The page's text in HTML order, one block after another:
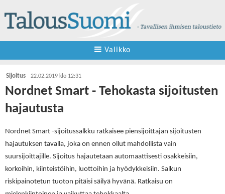
Valikko
Sijoitus 22.02.2019 klo 12:31
Nordnet Smart - Tehokasta sijoitusten
hajautusta
Nordnet Smart -sijoitussalkku ratkaisee piensijoittajan sijoitusten
hajautuksen tavalla, joka on ennen ollut mahdollista vain
suursijoittajille. Sijoitus hajautetaan automaattisesti osakkeisiin,
korkoihin, kiinteistöihin, luottoihin ja hyödykkeisiin. Salkun
riskipainotetun tuoton pitäisi säilyä hyvänä. Ratkaisu on